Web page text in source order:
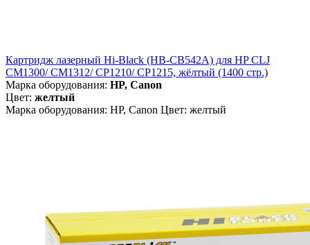
Картридж лазерный Hi-Black (HB-CB542A) для HP CLJ
CM1300/ CM1312/ CP1210/ CP1215, жёлтый (1400 стр.)
Марка оборудования: HP, Canon
Цвет: желтый
Марка оборудования: HP, Canon Цвет: желтый